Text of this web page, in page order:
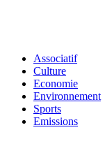
Associatif
Culture
Economie
Environnement
Sports
Emissions